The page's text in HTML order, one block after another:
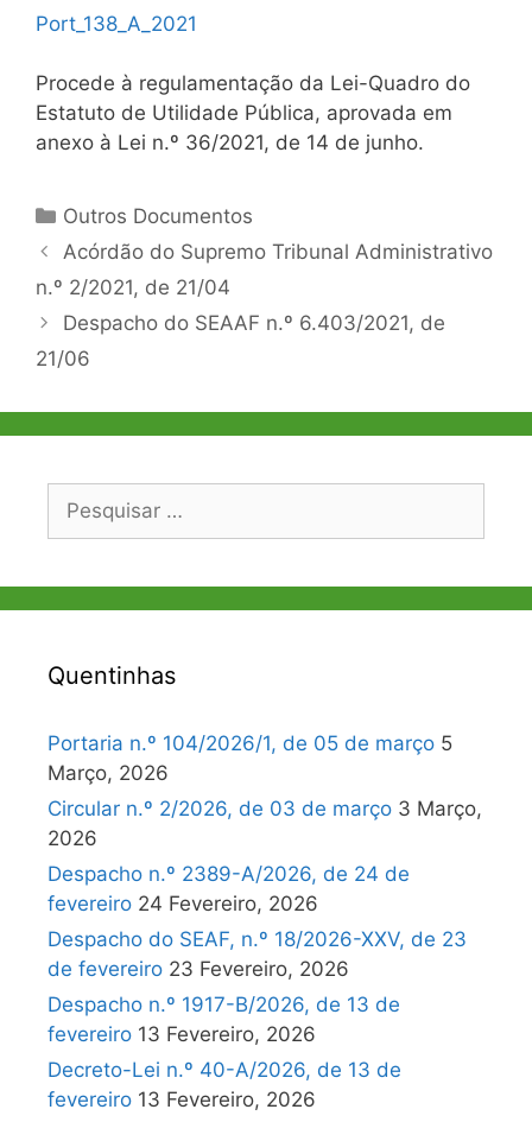
Port_138_A_2021
Procede à regulamentação da Lei-Quadro do
Estatuto de Utilidade Pública, aprovada em
anexo à Lei n.º 36/2021, de 14 de junho.
Categorias
Outros Documentos
Navegação
de
Acórdão do Supremo Tribunal Administrativo
n.º 2/2021, de 21/04
Despacho do SEAAF n.º 6.403/2021, de
21/06
Pesquisar
Quentinhas
Portaria n.º 104/2026/1, de 05 de março 5
Março, 2026
Circular n.º 2/2026, de 03 de março 3 Março,
2026
Despacho n.º 2389-A/2026, de 24 de
fevereiro 24 Fevereiro, 2026
Despacho do SEAF, n.º 18/2026-XXV, de 23
de fevereiro 23 Fevereiro, 2026
Despacho n.º 1917-B/2026, de 13 de
fevereiro 13 Fevereiro, 2026
Decreto-Lei n.º 40-A/2026, de 13 de
fevereiro 13 Fevereiro, 2026